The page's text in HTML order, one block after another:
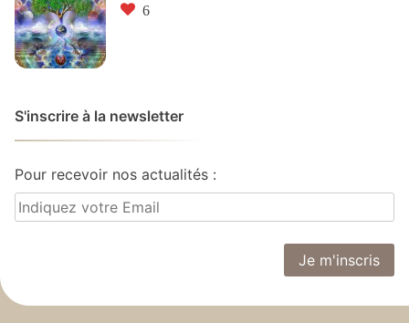
6
S'inscrire à la newsletter
Pour recevoir nos actualités :